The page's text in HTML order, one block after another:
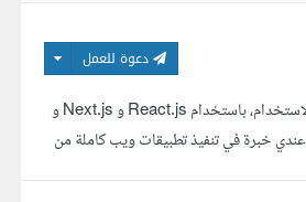
دعوة للعمل
تسعدني زيارتك لحسابي ... مرحبا, أنا مطور MERN Stack بشتغل على بناء تطبيقات ويب سريعة، متجاوبة، وسهلة الاستخدام، باستخدام React.js و Next.js و
Node.js و Tailwind CSS، علشان أقدم حلول عصرية، عملية، وسهلة التطوير بعد كده. كمطور Full Stack MERN عندي خبرة في تنفيذ تطبيقات ويب كاملة من